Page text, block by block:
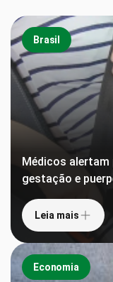
Brasil
Médicos
gestação e
Leia mais
Economia